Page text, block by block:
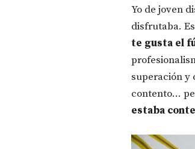
Yo de joven
disfrutaba.
te gusta el
superación y
contento…
estaba